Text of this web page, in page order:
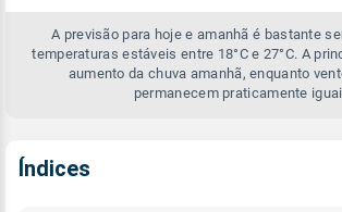
A previsão para hoje e amanhã é bastante
temperaturas estáveis entre 18°C e 27°C. A
aumento da chuva amanhã, enquanto
permanecem praticamente
Índices